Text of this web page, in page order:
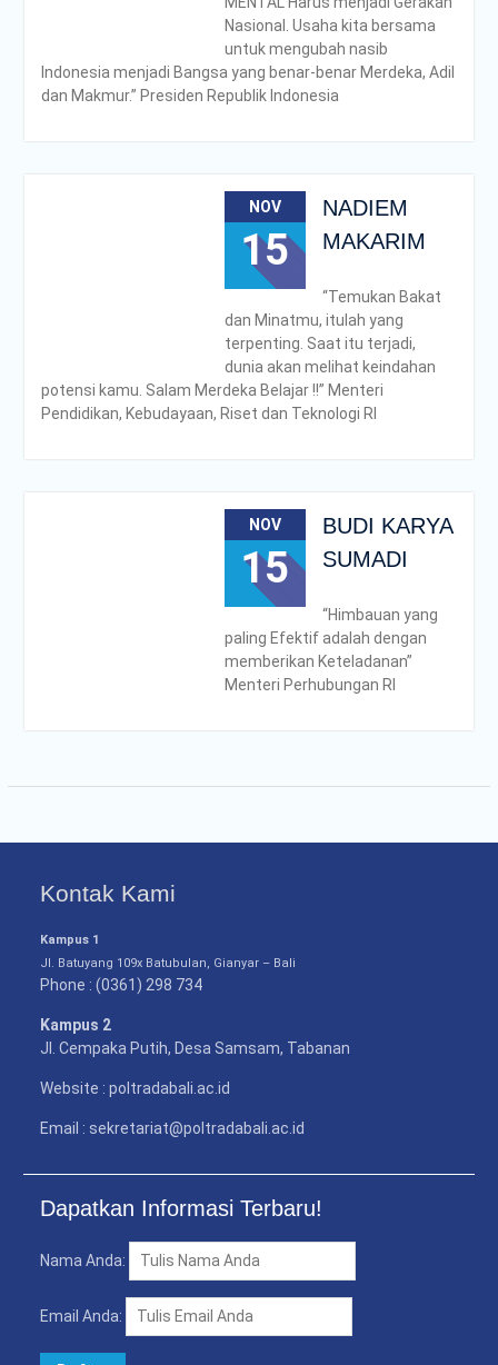
Umum “Elnusa Petrofin
Goes to Campus” dan
Recruitment Interview
Bersama PT Elnusa
Petrofin
Pembangunan Zona
Integritas Menuju WBBM
Bersama Terminal Tipe A
Nasional. Usaha kita bersama
untuk mengubah nasib
Indonesia menjadi Bangsa yang benar-benar Merdeka, Adil
dan Makmur.” Presiden Republik Indonesia
NOV
15
NADIEM
MAKARIM
“Temukan Bakat
dan Minatmu, itulah yang
terpenting. Saat itu terjadi,
dunia akan melihat keindahan
potensi kamu. Salam Merdeka Belajar !!” Menteri
Pendidikan, Kebudayaan, Riset dan Teknologi RI
NOV
15
BUDI KARYA
SUMADI
“Himbauan yang
paling Efektif adalah dengan
memberikan Keteladanan”
Menteri Perhubungan RI
Kontak Kami
Kampus 1
Jl. Batuyang 109x Batubulan, Gianyar – Bali
Phone : (0361) 298 734
Kampus 2
Jl. Cempaka Putih, Desa Samsam, Tabanan
Website : poltradabali.ac.id
Email : sekretariat@poltradabali.ac.id
Dapatkan Informasi Terbaru!
Nama Anda:
Email Anda: